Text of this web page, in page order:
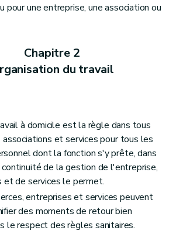
pour une entreprise, une association ou
Chapitre 2
du travail
à domicile est la règle dans tous
et services pour tous les
dont la fonction s'y prête, dans
de la gestion de l'entreprise,
et de services le permet.
entreprises et services peuvent
des moments de retour bien
le respect des règles sanitaires.